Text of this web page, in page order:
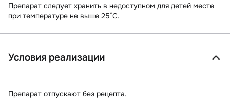
Препарат следует хранить в недоступном для детей месте
при температуре не выше 25°С.
Условия реализации
Препарат отпускают без рецепта.